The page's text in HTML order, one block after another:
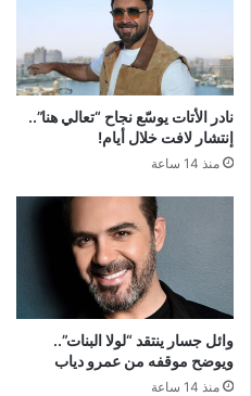
نادر الأتات يوسّع نجاح “تعالي هنا”..
إنتشار لافت خلال أيام!
منذ 14 ساعة
وائل جسار ينتقد “لولا البنات”..
ويوضح موقفه من عمرو دياب
منذ 14 ساعة